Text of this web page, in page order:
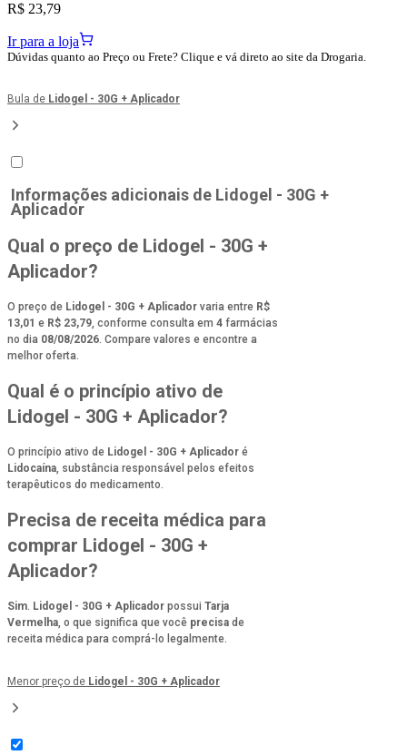
R$ 23,79
Ir para a loja
Dúvidas quanto ao Preço ou Frete? Clique e vá direto ao site da Drogaria.
Bula de Lidogel - 30G + Aplicador
Informações adicionais de Lidogel - 30G +
Aplicador
Qual o preço de Lidogel - 30G +
Aplicador?
O preço de Lidogel - 30G + Aplicador varia entre R$
13,01 e R$ 23,79, conforme consulta em 4 farmácias
no dia 08/08/2026. Compare valores e encontre a
melhor oferta.
Qual é o princípio ativo de
Lidogel - 30G + Aplicador?
O princípio ativo de Lidogel - 30G + Aplicador é
Lidocaína, substância responsável pelos efeitos
terapêuticos do medicamento.
Precisa de receita médica para
comprar Lidogel - 30G +
Aplicador?
Sim. Lidogel - 30G + Aplicador possui Tarja
Vermelha, o que significa que você precisa de
receita médica para comprá-lo legalmente.
Menor preço de Lidogel - 30G + Aplicador